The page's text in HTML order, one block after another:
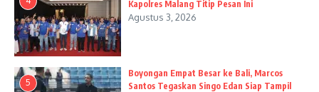
Kapolres Malang Titip Pesan Ini
Agustus 3, 2026
5
Boyongan Empat Besar ke Bali, Marcos
Santos Tegaskan Singo Edan Siap Tampil